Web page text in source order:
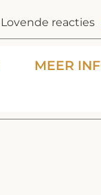
Lovende reacties
MEER